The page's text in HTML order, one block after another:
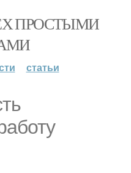
ПРОСТЫМИ
статьи